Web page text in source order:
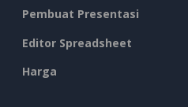
Pembuat Presentasi
Editor Spreadsheet
Harga